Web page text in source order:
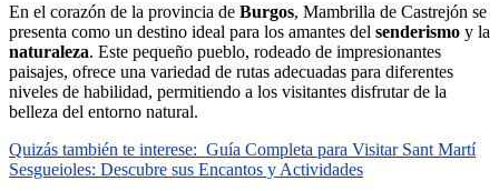
En el corazón de la provincia de Burgos, Mambrilla de Castrejón se
presenta como un destino ideal para los amantes del senderismo y la
naturaleza. Este pequeño pueblo, rodeado de impresionantes
paisajes, ofrece una variedad de rutas adecuadas para diferentes
niveles de habilidad, permitiendo a los visitantes disfrutar de la
belleza del entorno natural.
Quizás también te interese: Guía Completa para Visitar Sant Martí
Sesgueioles: Descubre sus Encantos y Actividades